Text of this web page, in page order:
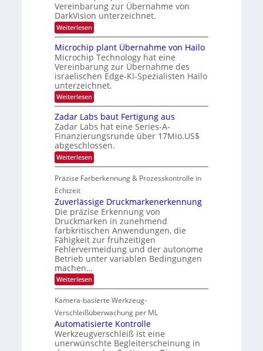
e
r
L
o
g
i
m
a
t
2
0
2
7
N
e
w
s
‘
i
s
i
o
N
i
g
h
t
2
0
2
6
d
o
b
e
t
e
i
l
i
g
t
s
i
c
h
a
n
S
e
r
a
s
S
e
r
i
e
s
-
B
-
R
n
d
Vereinbarung zur Übernahme von
DarkVision unterzeichnet.
Weiterlesen:
B
a
c
k
s
t
o
n
e
ü
b
e
r
n
i
m
m
t
a
r
k
V
i
s
i
o
Microchip plant Übernahme von Hailo
Microchip Technology hat eine
Vereinbarung zur Übernahme des
israelischen Edge-KI-Spezialisten Hailo
unterzeichnet.
Weiterlesen:
M
c
r
o
c
h
i
p
p
n
t
Ü
b
e
r
n
a
h
m
e
o
n
H
a
i
l
Zadar Labs baut Fertigung aus
Zadar Labs hat eine Series-A-
Finanzierungsrunde über 17Mio.US$
abgeschlossen.
Weiterlesen:
Z
d
r
L
a
b
s
b
a
u
t
F
e
r
i
g
u
n
g
a
Präzise Farberkennung & Prozesskontrolle in
Echtzeit
Zuverlässige Druckmarkenerkennung
Die präzise Erkennung von
Druckmarken in zunehmend
farbkritischen Anwendungen, die
Fähigkeit zur frühzeitigen
Fehlervermeidung und der autonome
Betrieb unter variablen Bedingungen
machen…
Weiterlesen:
Z
v
e
l
ä
s
Kamera-basierte Werkzeug-
Verschleißüberwachung per ML
Automatisierte Kontrolle
Werkzeugverschleiß ist eine
unerwünschte Begleiterscheinung in